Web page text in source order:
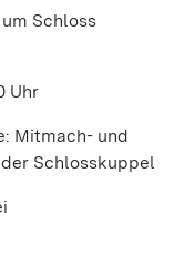
Schloss
Uhr
Mitmach- und
Schlosskuppel